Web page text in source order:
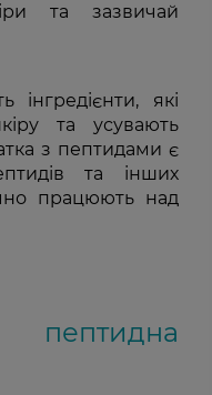
та зазвичай
інгредієнти, які
та усувають
з пептидами є
та інших
працюють над